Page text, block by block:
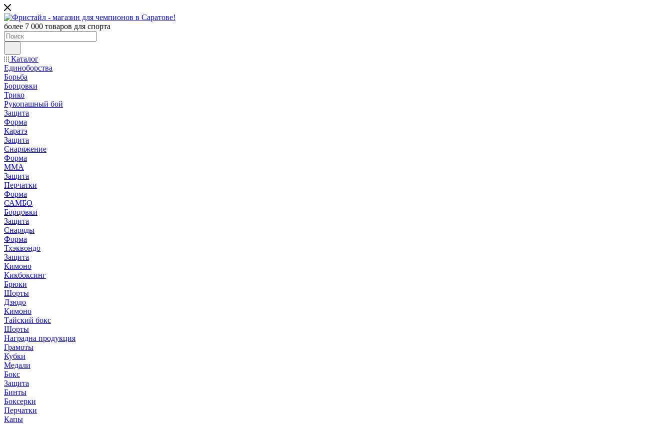
более 7 000 товаров для спорта
Каталог
Единоборства
Борьба
Борцовки
Трико
Рукопашный бой
Защита
Форма
Каратэ
Защита
Снаряжение
Форма
ММА
Защита
Перчатки
Форма
САМБО
Борцовки
Защита
Снаряды
Форма
Тхэквондо
Защита
Кимоно
Кикбоксинг
Брюки
Шорты
Дзюдо
Кимоно
Тайский бокс
Шорты
Наградна продукция
Грамоты
Кубки
Медали
Бокс
Защита
Бинты
Боксерки
Перчатки
Капы